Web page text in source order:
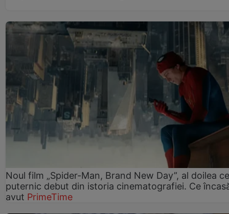
Noul film „Spider-Man, Brand New Day”, al doilea
puternic debut din istoria cinematografiei. Ce
avut PrimeTime